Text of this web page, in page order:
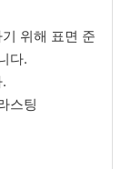
위해 표면 준
다.
스팅